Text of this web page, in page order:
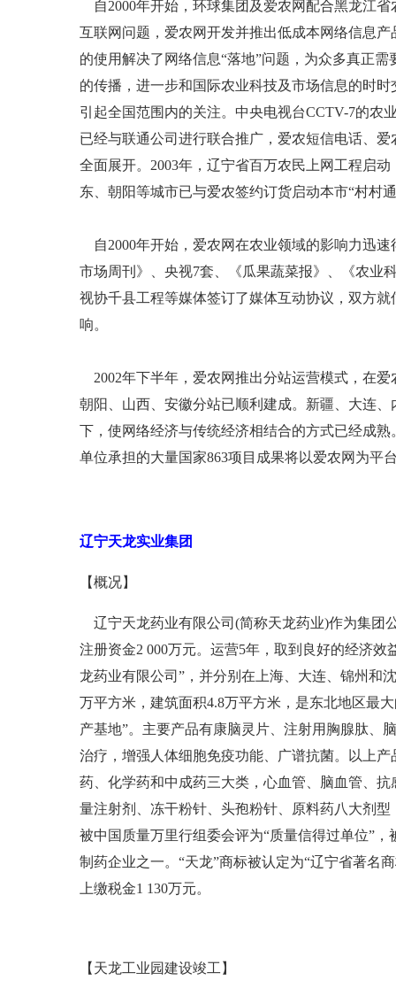
自2000年开始，环球集团及爱农网配合黑龙江
互联网问题，爱农网开发并推出低成本网络信息
的使用解决了网络信息“落地”问题，为众多真正
的传播，进一步和国际农业科技及市场信息的时
引起全国范围内的关注。中央电视台CCTV-7的农
已经与联通公司进行联合推广，爱农短信电话、
全面展开。2003年，辽宁省百万农民上网工程启
东、朝阳等城市已与爱农签约订货启动本市“村村
自2000年开始，爱农网在农业领域的影响力迅
市场周刊》、央视7套、《瓜果蔬菜报》、《农业
视协千县工程等媒体签订了媒体互动协议，双方
响。
2002年下半年，爱农网推出分站运营模式，在
朝阳、山西、安徽分站已顺利建成。新疆、大连
下，使网络经济与传统经济相结合的方式已经成
单位承担的大量国家863项目成果将以爱农网为平
辽宁天龙实业集团
【概况】
辽宁天龙药业有限公司(简称天龙药业)作为集团
注册资金2 000万元。运营5年，取到良好的经济
龙药业有限公司”，并分别在上海、大连、锦州
万平方米，建筑面积4.8万平方米，是东北地区最
产基地”。主要产品有康脑灵片、注射用胸腺肽、
治疗，增强人体细胞免疫功能、广谱抗菌。以上
药、化学药和中成药三大类，心血管、脑血管、
量注射剂、冻干粉针、头孢粉针、原料药八大剂
被中国质量万里行组委会评为“质量信得过单位”
制药企业之一。“天龙”商标被认定为“辽宁省著名
上缴税金1 130万元。
【天龙工业园建设竣工】